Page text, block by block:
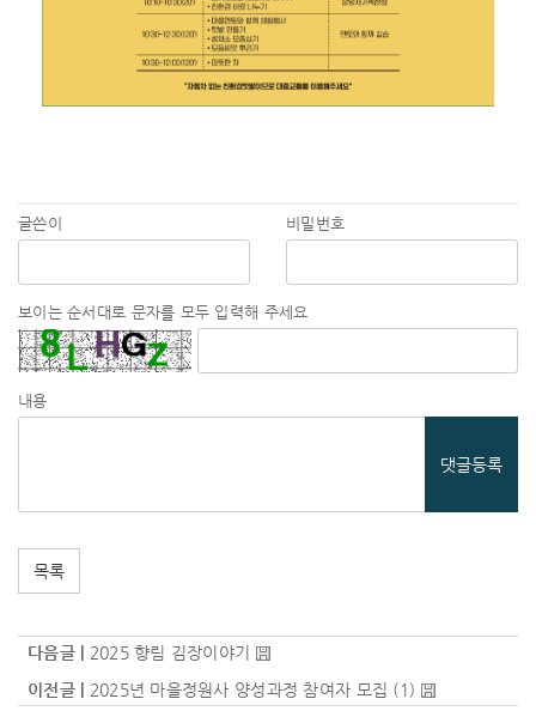
글쓴이 비밀번호
보이는 순서대로 문자를 모두 입력해 주세요
내용
댓글등록
목록
다음글 | 2025 향림 김장이야기
이전글 | 2025년 마을정원사 양성과정 참여자 모집 (1)